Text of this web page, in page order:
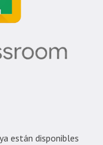
están disponibles